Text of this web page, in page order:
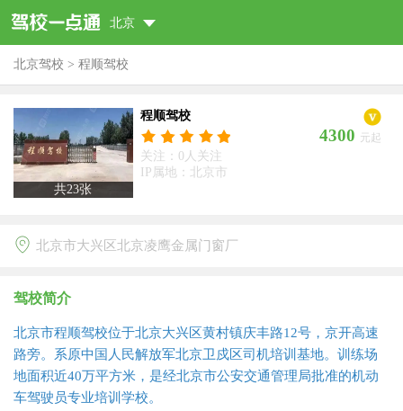
北京
北京驾校 > 程顺驾校
共23张
程顺驾校
4300 元起
关注：0人关注
IP属地：北京市
北京市大兴区北京凌鹰金属门窗厂
驾校简介
北京市程顺驾校位于北京大兴区黄村镇庆丰路12号，京开高速
路旁。系原中国人民解放军北京卫戍区司机培训基地。训练场
地面积近40万平方米，是经北京市公安交通管理局批准的机动
车驾驶员专业培训学校。